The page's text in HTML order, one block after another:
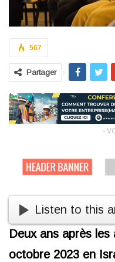
567
Partager
-
Listen to this
Deux ans après
octobre 2023 en